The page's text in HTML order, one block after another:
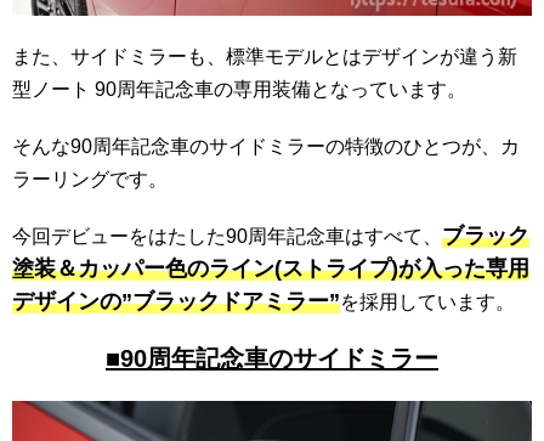
また、サイドミラーも、標準モデルとはデザインが違う新
型ノート 90周年記念車の専用装備となっています。
そんな90周年記念車のサイドミラーの特徴のひとつが、カ
ラーリングです。
今回デビューをはたした90周年記念車はすべて、 ブラック
塗装＆カッパー色のライン(ストライプ)が入った専用
デザインの”ブラックドアミラー”を採用しています。
■90周年記念車のサイドミラー